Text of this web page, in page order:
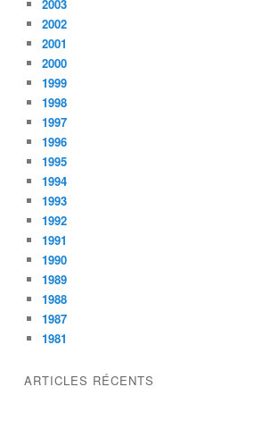
2003
2002
2001
2000
1999
1998
1997
1996
1995
1994
1993
1992
1991
1990
1989
1988
1987
1981
ARTICLES RÉCENTS